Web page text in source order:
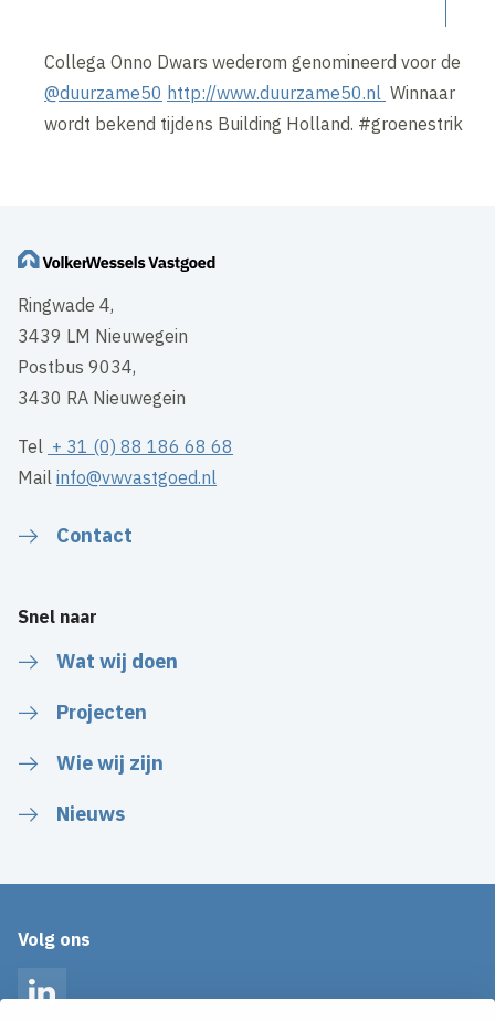
Collega Onno Dwars wederom genomineerd voor de
@duurzame50 http://www.duurzame50.nl Winnaar
wordt bekend tijdens Building Holland. #groenestrik
Ringwade 4,
3439 LM Nieuwegein
Postbus 9034,
3430 RA Nieuwegein
Tel + 31 (0) 88 186 68 68
Mailinfo@vwvastgoed.nl
Contact
Snel naar
Wat wij doen
Projecten
Wie wij zijn
Nieuws
Volg ons